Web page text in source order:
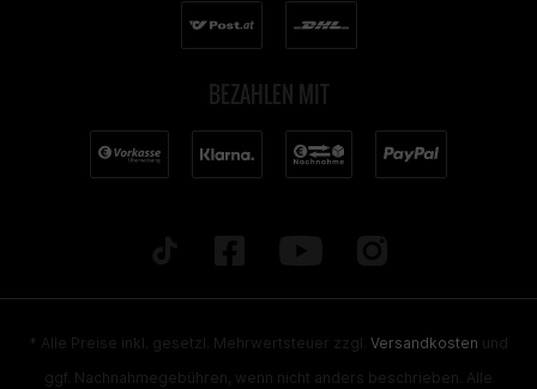
BEZAHLEN MIT
* Alle Preise inkl. gesetzl. Mehrwertsteuer zzgl. Versandkosten und
ggf. Nachnahmegebühren, wenn nicht anders beschrieben. Alle